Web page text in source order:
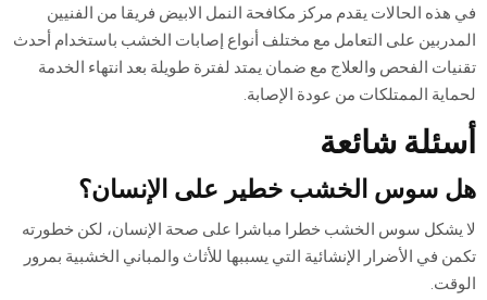
في هذه الحالات يقدم مركز مكافحة النمل الابيض فريقا من الفنيين
المدربين على التعامل مع مختلف أنواع إصابات الخشب باستخدام أحدث
تقنيات الفحص والعلاج مع ضمان يمتد لفترة طويلة بعد انتهاء الخدمة
لحماية الممتلكات من عودة الإصابة.
أسئلة شائعة
هل سوس الخشب خطير على الإنسان؟
لا يشكل سوس الخشب خطرا مباشرا على صحة الإنسان، لكن خطورته
تكمن في الأضرار الإنشائية التي يسببها للأثاث والمباني الخشبية بمرور
الوقت.